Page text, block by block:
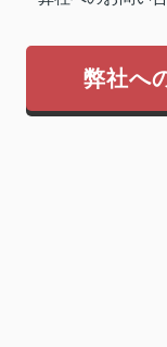
弊社へ